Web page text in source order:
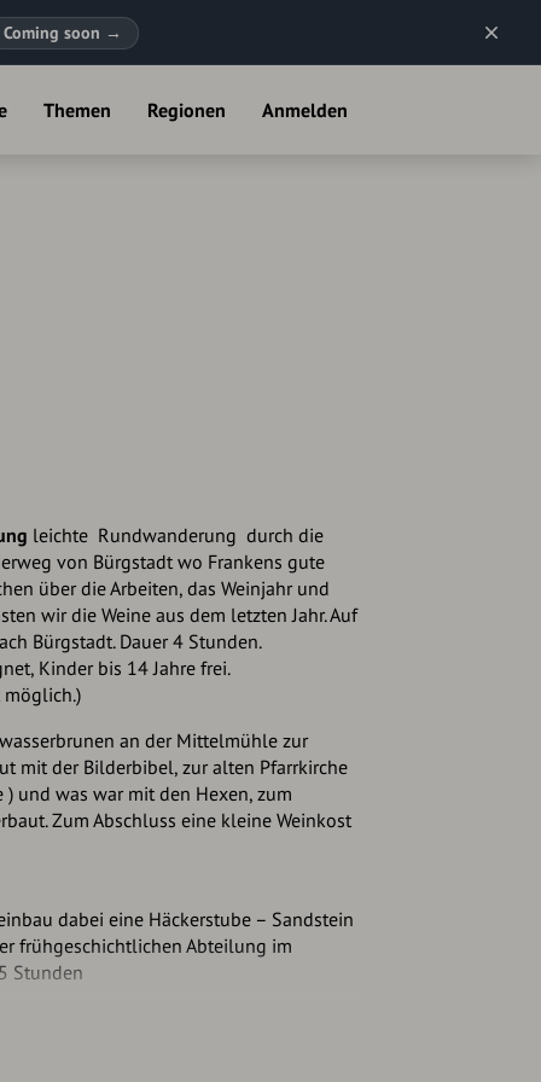
Coming soon →
Themen Regionen Anmelden
leichte Rundwanderung durch die
von Bürgstadt wo Frankens gute
über die Arbeiten, das Weinjahr und
wir die Weine aus dem letzten Jahr. Auf
Bürgstadt. Dauer 4 Stunden.
Kinder bis 14 Jahre frei.
möglich.)
an der Mittelmühle zur
mit der Bilderbibel, zur alten Pfarrkirche
und was war mit den Hexen, zum
Zum Abschluss eine kleine Weinkost
dabei eine Häckerstube – Sandstein
frühgeschichtlichen Abteilung im
Stunden
vor ca. 5500 Jahren über das